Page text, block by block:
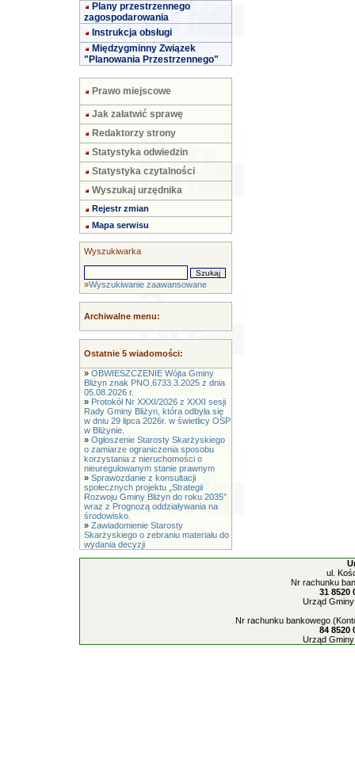
Plany przestrzennego
zagospodarowania
Instrukcja obsługi
Międzygminny Związek
"Planowania Przestrzennego"
Prawo miejscowe
Jak załatwić sprawę
Redaktorzy strony
Statystyka odwiedzin
Statystyka czytalności
Wyszukaj urzędnika
Rejestr zmian
Mapa serwisu
Wyszukiwarka
»Wyszukiwanie zaawansowane
Archiwalne menu:
Ostatnie 5 wiadomości:
» OBWIESZCZENIE Wójta Gminy
Bliżyn znak PNO.6733.3.2025 z dnia
05.08.2026 r.
» Protokół Nr XXXI/2026 z XXXI sesji
Rady Gminy Bliżyn, która odbyła się
w dniu 29 lipca 2026r. w świetlicy OSP
w Bliżynie.
» Ogłoszenie Starosty Skarżyskiego
o zamiarze ograniczenia sposobu
korzystania z nieruchomości o
nieuregulowanym stanie prawnym
» Sprawozdanie z konsultacji
społecznych projektu „Strategii
Rozwoju Gminy Bliżyn do roku 2035”
wraz z Prognozą oddziaływania na
środowisko.
» Zawiadomienie Starosty
Skarżyskiego o zebraniu materiału do
wydania decyzji
ul.
Nr rachunku
31 8520
Urząd
Nr rachunku bankowego
84 8520
Urząd